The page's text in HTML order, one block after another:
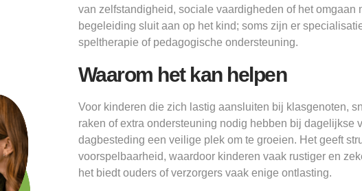
van zelfstandigheid, sociale vaardigheden of het omgaan
begeleiding sluit aan op het kind; soms zijn er
speltherapie of pedagogische ondersteuning.
Waarom het kan helpen
Voor kinderen die zich lastig aansluiten bij klasgenoten,
raken of extra ondersteuning nodig hebben bij dagelijkse
dagbesteding een veilige plek om te groeien. Het geeft
voorspelbaarheid, waardoor kinderen vaak rustiger en
het biedt ouders of verzorgers vaak enige ontlasting.